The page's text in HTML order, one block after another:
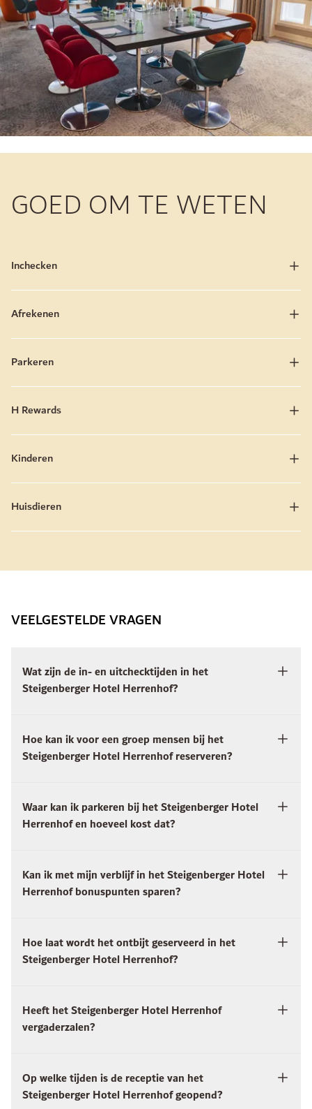
GOED OM TE WETEN
Inchecken
Afrekenen
Parkeren
H Rewards
Kinderen
Huisdieren
VEELGESTELDE VRAGEN
Wat zijn de in- en uitchecktijden in het
Steigenberger Hotel Herrenhof?
Hoe kan ik voor een groep mensen bij het
Steigenberger Hotel Herrenhof reserveren?
Waar kan ik parkeren bij het Steigenberger Hotel
Herrenhof en hoeveel kost dat?
Kan ik met mijn verblijf in het Steigenberger Hotel
Herrenhof bonuspunten sparen?
Hoe laat wordt het ontbijt geserveerd in het
Steigenberger Hotel Herrenhof?
Heeft het Steigenberger Hotel Herrenhof
vergaderzalen?
Op welke tijden is de receptie van het
Steigenberger Hotel Herrenhof geopend?